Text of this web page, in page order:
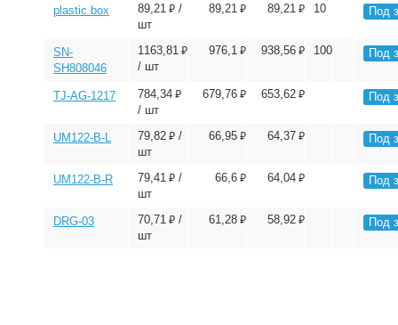
plastic box 89,21 ⃏ /
шт
89,21 ⃏ 89,21 ⃏ 10 Под
SN-
SH808046
1163,81 ⃏
/ шт
976,1 ⃏ 938,56 ⃏ 100 Под
TJ-AG-1217 784,34 ⃏
/ шт
679,76 ⃏ 653,62 ⃏ Под
UM122-B-L 79,82 ⃏ /
шт
66,95 ⃏ 64,37 ⃏ Под
UM122-B-R 79,41 ⃏ /
шт
66,6 ⃏ 64,04 ⃏ Под
DRG-03 70,71 ⃏ /
шт
61,28 ⃏ 58,92 ⃏ Под